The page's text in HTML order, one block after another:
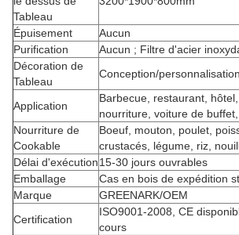
Tableau
Épuisement
Aucun
Purification
Aucun ; Filtre d'acier
Décoration de
Tableau
Conception/
Application
Barbecue, restaurant,
nourriture, voiture de
Nourriture de
Cookable
Boeuf, mouton, poulet,
crustacés, légume, riz,
Délai d'exécution15-30 jours ouvrables
Emballage
Cas en bois de expédition
Marque
GREENARK/OEM
Certification
ISO9001-2008, CE
cours